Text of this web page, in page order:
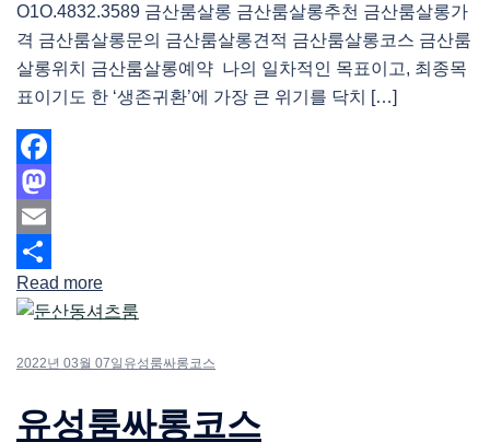
O1O.4832.3589 금산룸살롱 금산룸살롱추천 금산룸살롱가
격 금산룸살롱문의 금산룸살롱견적 금산룸살롱코스 금산룸
살롱위치 금산룸살롱예약 나의 일차적인 목표이고, 최종목
표이기도 한 ‘생존귀환’에 가장 큰 위기를 닥치 […]
Facebook
Mastodon
Email
Share
Read more
2022년 03월 07일 유성룸싸롱코스
유성룸싸롱코스